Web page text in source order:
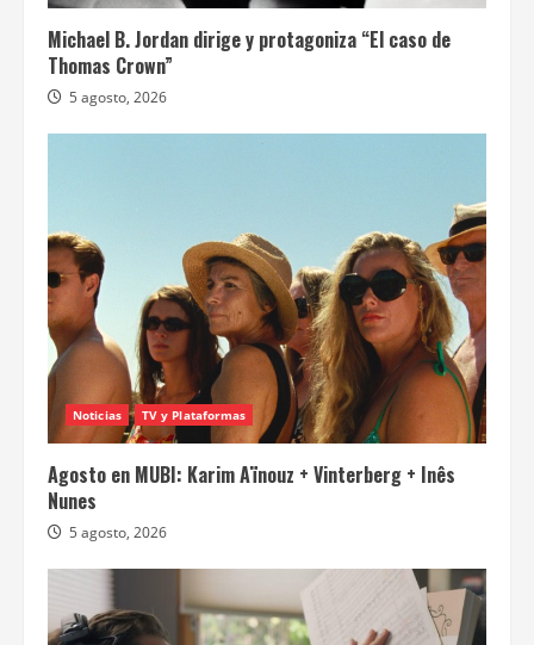
Michael B. Jordan dirige y protagoniza “El caso de
Thomas Crown”
5 agosto, 2026
Noticias TV y Plataformas
Agosto en MUBI: Karim Aïnouz + Vinterberg + Inês
Nunes
5 agosto, 2026